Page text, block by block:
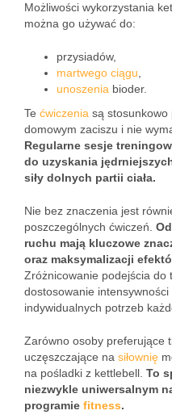
Możliwości wykorzystania
można go używać do:
przysiadów,
martwego ciągu
unoszenia bioder.
Te ćwiczenia są stosunkowo
domowym zaciszu i nie
Regularne sesje
do uzyskania
siły dolnych partii ciała.
Nie bez znaczenia jest
poszczególnych ćwiczeń.
ruchu mają kluczowe
oraz maksymalizacji
Zróżnicowanie podejścia do
dostosowanie
indywidualnych potrzeb
Zarówno osoby preferujące
uczęszczające na siłownię
na pośladki z kettlebell. To
niezwykle uniwersalnym
programie fitness.